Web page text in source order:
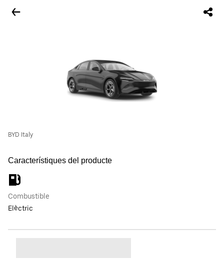
BYD Italy
Característiques del producte
Combustible
Elèctric